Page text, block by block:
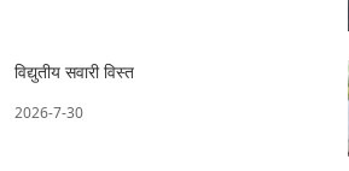
विद्युतीय सवारी विस्त
2026-7-30